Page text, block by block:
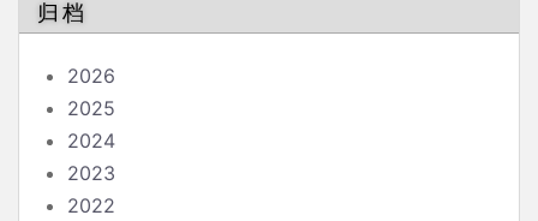
归档
2026
2025
2024
2023
2022